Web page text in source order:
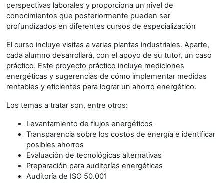
perspectivas laborales y proporciona un nivel de
conocimientos que posteriormente pueden ser
profundizados en diferentes cursos de especialización
El curso incluye visitas a varias plantas industriales. Aparte,
cada alumno desarrollará, con el apoyo de su tutor, un caso
práctico. Este proyecto práctico incluye mediciones
energéticas y sugerencias de cómo implementar medidas
rentables y eficientes para lograr un ahorro energético.
Los temas a tratar son, entre otros:
Levantamiento de flujos energéticos
Transparencia sobre los costos de energía e identificar
posibles ahorros
Evaluación de tecnológicas alternativas
Preparación para auditorías energéticas
Auditoría de ISO 50.001